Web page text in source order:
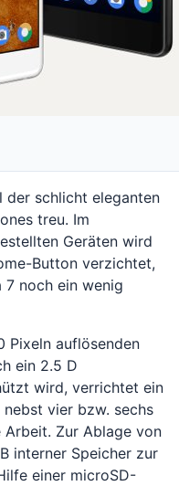
der schlicht eleganten
treu. Im
Geräten wird
Button verzichtet,
noch ein wenig
Pixeln auflösenden
ein 2.5 D
wird, verrichtet ein
vier bzw. sechs
Zur Ablage von
interner Speicher zur
einer microSD-